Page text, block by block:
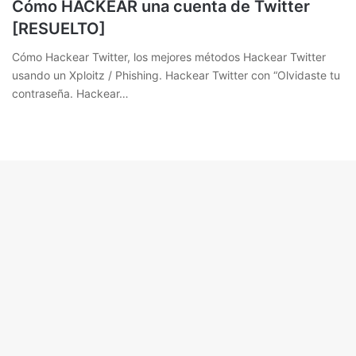
Cómo HACKEAR una cuenta de Twitter
[RESUELTO]
Cómo Hackear Twitter, los mejores métodos Hackear Twitter
usando un Xploitz / Phishing. Hackear Twitter con “Olvidaste tu
contraseña. Hackear…